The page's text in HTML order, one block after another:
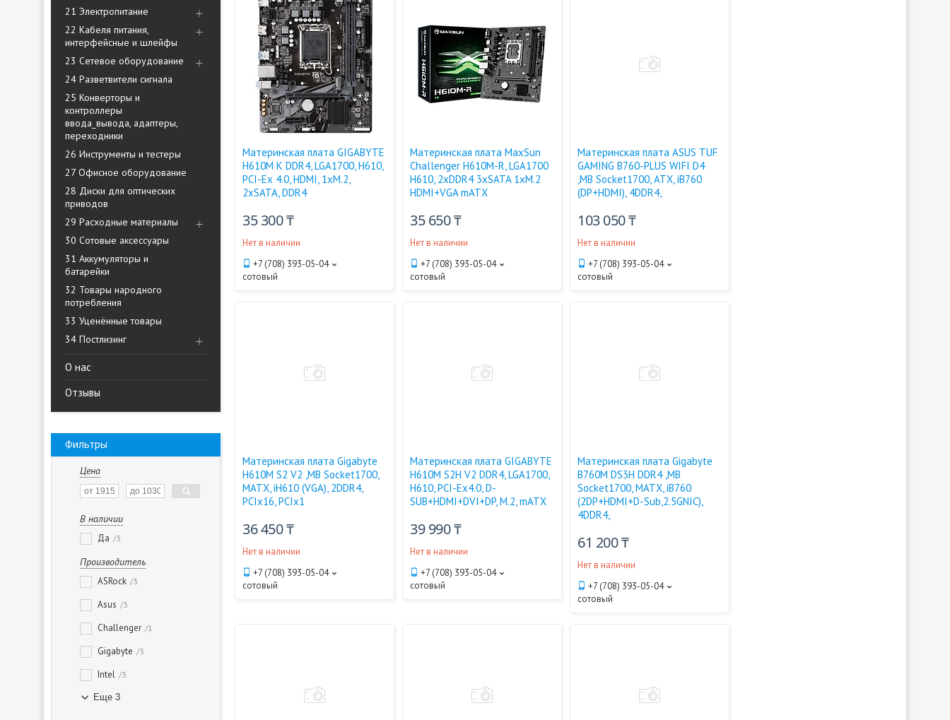
21 Электропитание
22 Кабеля питания,
интерфейсные и шлейфы
23 Сетевое оборудование
24 Разветвители сигнала
25 Конверторы и
контроллеры
ввода_вывода, адаптеры,
переходники
26 Инструменты и тестеры
27 Офисное оборудование
28 Диски для оптических
приводов
29 Расходные материалы
30 Сотовые аксессуары
31 Аккумуляторы и
батарейки
32 Товары народного
потребления
33 Уценённые товары
34 Постлизинг
О нас
Отзывы
Фильтры
Цена
В наличии
Да 3
Производитель
ASRock 3
Asus 3
Challenger 1
Gigabyte 3
Intel 3
Еще 3
Материнская плата GIGABYTE
H610M K DDR4, LGA1700, H610,
PCI-Ex 4.0, HDMI, 1xM.2,
2xSATA, DDR4
35 300 ₸
Нет в наличии
+7 (708) 393-05-04
сотовый
Материнская плата MaxSun
Challenger H610M-R, LGA1700
H610, 2xDDR4 3xSATA 1xM.2
HDMI+VGA mATX
35 650 ₸
Нет в наличии
+7 (708) 393-05-04
сотовый
Материнская плата ASUS TUF
GAMING B760-PLUS WIFI D4
,MB Socket1700, ATX, iB760
(DP+HDMI), 4DDR4,
103 050 ₸
Нет в наличии
+7 (708) 393-05-04
сотовый
Материнская плата Gigabyte
H610M S2 V2 ,MB Socket1700,
MATX, iH610 (VGA), 2DDR4,
PCIx16, PCIx1
36 450 ₸
Нет в наличии
+7 (708) 393-05-04
сотовый
Материнская плата GIGABYTE
H610M S2H V2 DDR4, LGA1700,
H610, PCI-Ex4.0, D-
SUB+HDMI+DVI+DP, M.2, mATX
39 990 ₸
Нет в наличии
+7 (708) 393-05-04
сотовый
Материнская плата Gigabyte
B760M DS3H DDR4 ,MB
Socket1700, MATX, iB760
(2DP+HDMI+D-Sub,2.5GNIC),
4DDR4,
61 200 ₸
Нет в наличии
+7 (708) 393-05-04
сотовый